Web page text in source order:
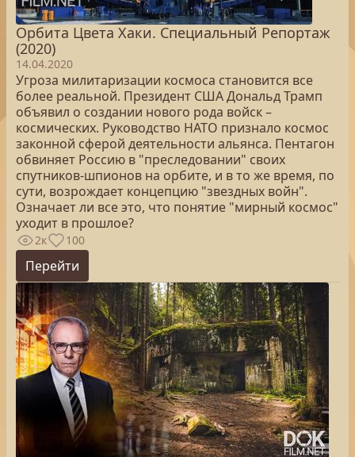
Орбита Цвета Хаки. Специальный Репортаж
(2020)
14.04.2020
Угроза милитаризации космоса становится все
более реальной. Президент США Дональд Трамп
объявил о создании нового рода войск –
космических. Руководство НАТО признало космос
законной сферой деятельности альянса. Пентагон
обвиняет Россию в "преследовании" своих
спутников-шпионов на орбите, и в то же время, по
сути, возрождает концепцию "звездных войн".
Означает ли все это, что понятие "мирный космос"
уходит в прошлое?
2к 100
Перейти